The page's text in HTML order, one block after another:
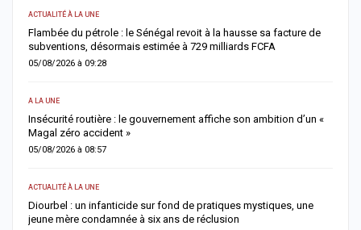
ACTUALITÉ À LA UNE
Jaxaay : un enseignant de 32 ans retrouvé mort à son domicile,
une enquête ouverte
04/08/2026 à 08:58
ACTUALITÉ À LA UNE
Rufisque-Est : sept personnes interpellées dans une enquête
pour chantage, sextorsion et détention de drogue
04/08/2026 à 08:49
SOCIÉTÉ
Rebeuss : Me Moussa Sarr inspecte de nuit les cellules les plus
surpeuplées pour évaluer les conditions de détention